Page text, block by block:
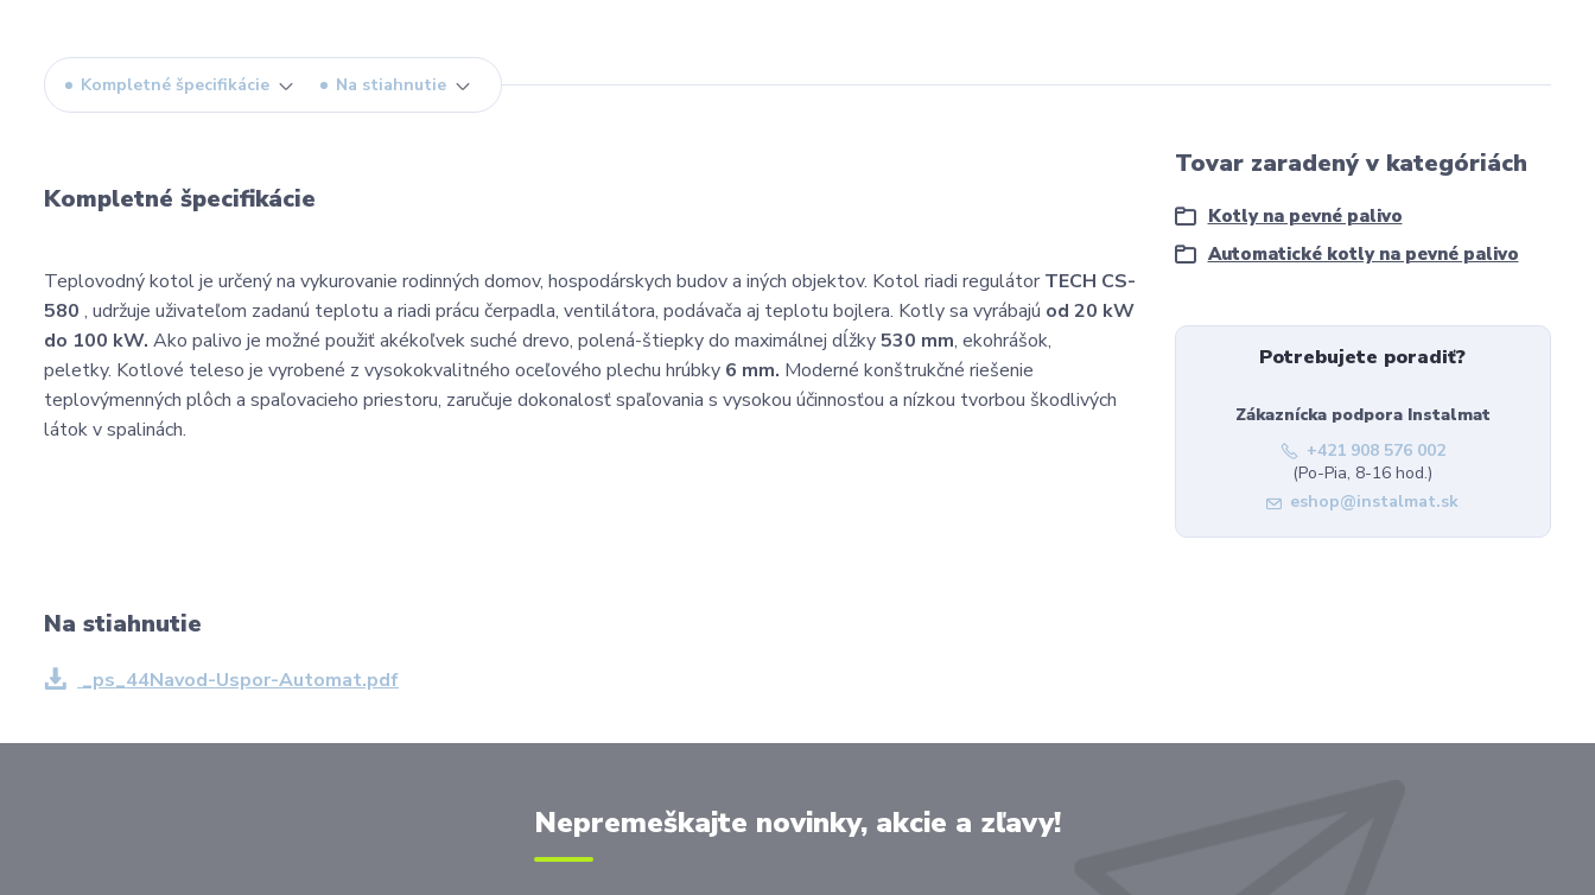
Kompletné špecifikácie Na stiahnutie
Kompletné špecifikácie
Teplovodný kotol je určený na vykurovanie rodinných domov, hospodárskych budov a iných objektov. Kotol riadi regulátor TECH CS-
580 , udržuje uživateľom zadanú teplotu a riadi prácu čerpadla, ventilátora, podávača aj teplotu bojlera. Kotly sa vyrábajú od 20 kW
do 100 kW. Ako palivo je možné použiť akékoľvek suché drevo, polená-štiepky do maximálnej dĺžky530 mm, ekohrášok,
peletky. Kotlové teleso je vyrobené z vysokokvalitného oceľového plechu hrúbky 6 mm. Moderné konštrukčné riešenie
teplovýmenných plôch a spaľovacieho priestoru, zaručuje dokonalosť spaľovania s vysokou účinnosťou a nízkou tvorbou škodlivých
látok v spalinách.
Tovar zaradený v kategóriách
Kotly na pevné palivo
Automatické kotly na pevné palivo
Potrebujete poradiť?
Zákaznícka podpora Instalmat
+421 908 576 002
(Po-Pia, 8-16 hod.)
eshop@instalmat.sk
Na stiahnutie
_ps_44Navod-Uspor-Automat.pdf
Nepremeškajte novinky, akcie a zľavy!